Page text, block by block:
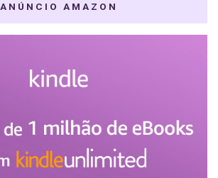
ANÚNCIO AMAZON